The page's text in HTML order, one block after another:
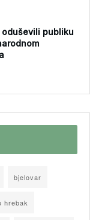
publiku
bjelovar
hrebak